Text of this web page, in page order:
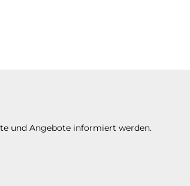
und Angebote informiert werden.